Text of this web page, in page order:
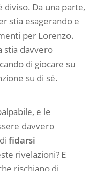
diviso. Da una parte,
stia esagerando e
per Lorenzo.
stia davvero
di giocare su
su di sé.
e le
davvero
fidarsi
rivelazioni? E
rischiano di